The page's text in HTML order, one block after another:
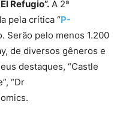
El Refugio”. A 2ª
pela crítica “P-
Serão pelo menos 1.200
de diversos gêneros e
destaques, “Castle
“Dr